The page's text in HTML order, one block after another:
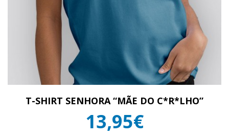
T-SHIRT SENHORA “MÃE DO C*R*LHO”
13,95€